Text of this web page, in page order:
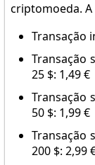
criptomoeda. A
Transação
Transação
25 $: 1,49 €
Transação
50 $: 1,99 €
Transação
200 $: 2,99